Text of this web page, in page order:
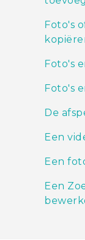
HTC-
VIVERSE
Aanmelden
Foto's
Foto's
Foto's
De
Een
Een
Een